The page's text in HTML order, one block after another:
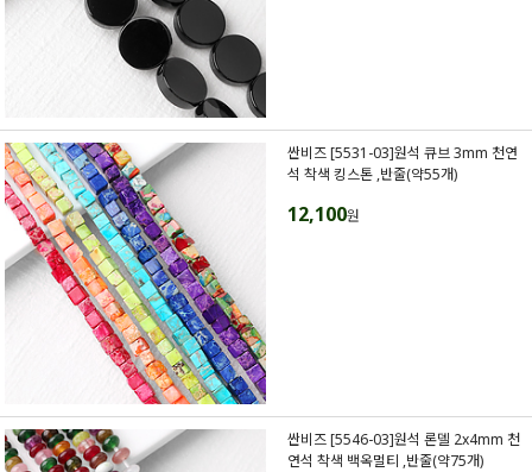
싼비즈 [5531-03]원석 큐브 3mm 천연
석 착색 킹스톤 ,반줄(약55개)
12,100원
싼비즈 [5546-03]원석 론델 2x4mm 천
연석 착색 백옥멀티 ,반줄(약75개)